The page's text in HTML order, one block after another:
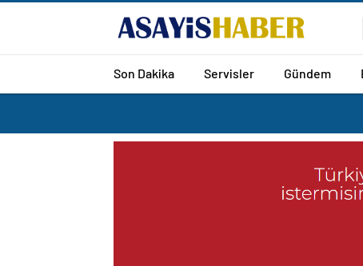
Son Dakika Servisler Gündem